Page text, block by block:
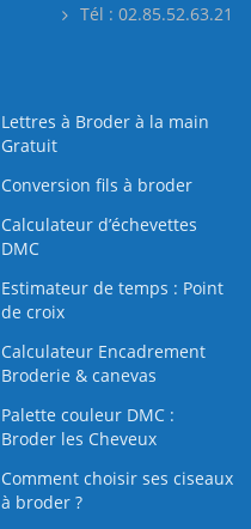
Tél : 02.85.52.63.21
Lettres à Broder à la main
Gratuit
Conversion fils à broder
Calculateur d’échevettes
DMC
Estimateur de temps : Point
de croix
Calculateur Encadrement
Broderie & canevas
Palette couleur DMC :
Broder les Cheveux
Comment choisir ses ciseaux
à broder ?